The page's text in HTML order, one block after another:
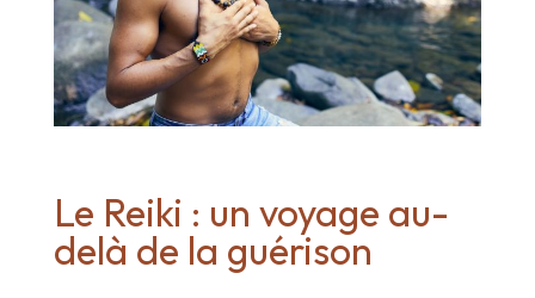
Le Reiki : un voyage au-
delà de la guérison